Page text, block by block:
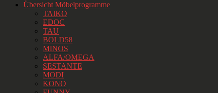
Übersicht Möbelprogramme
TAIKO
EDOC
TAU
BOLD58
MINOS
ALFA/OMEGA
SESTANTE
MODI
KONO